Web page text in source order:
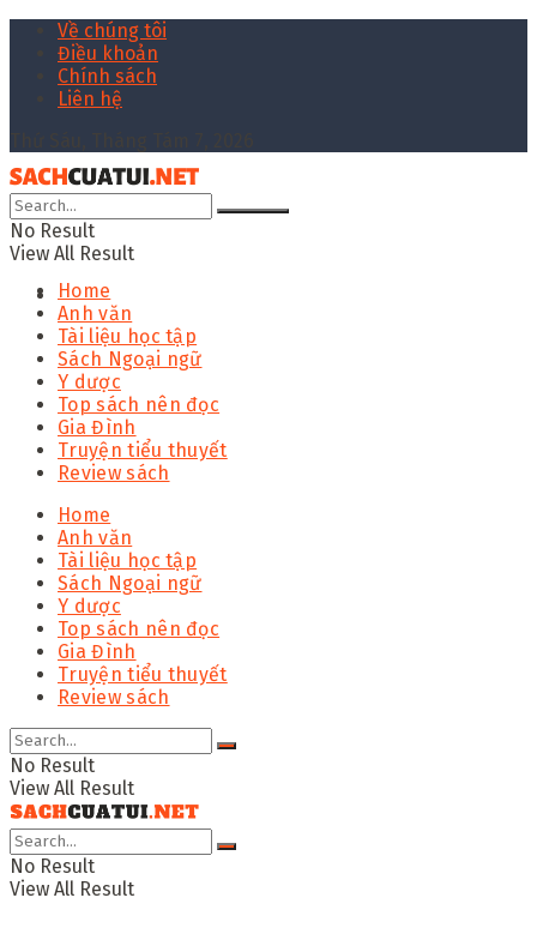
Về chúng tôi
Điều khoản
Chính sách
Liên hệ
No Result
View All Result
Home
Anh văn
Tài liệu học tập
Sách Ngoại ngữ
Y dược
Top sách nên đọc
Gia Đình
Truyện tiểu thuyết
Review sách
Home
Anh văn
Tài liệu học tập
Sách Ngoại ngữ
Y dược
Top sách nên đọc
Gia Đình
Truyện tiểu thuyết
Review sách
No Result
View All Result
No Result
View All Result